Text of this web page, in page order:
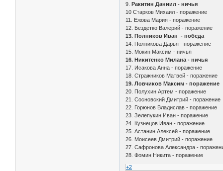
9. Ракитин Даниил - ничья
10 Старков Михаил - поражение
11. Ежова Мария - поражение
12. Бездетко Валерий - поражение
13. Полников Иван - победа
14. Полникова Дарья - поражение
15. Мокин Максим - ничья
16. Никитенко Милана - ничья
17. Исакова Анна - поражение
18. Стражников Матвей - поражение
19. Ловчиков Максим - поражение
20. Полухин Артем - поражение
21. Сосновский Дмитрий - поражение
22. Горюнов Владислав - поражение
23. Зелепукин Иван - поражение
24. Кузнецов Иван - поражение
25. Астанин Алексей - поражение
26. Моисеев Дмитрий - поражение
27. Сафронова Александра -
28. Фомин Никита - поражение
+2